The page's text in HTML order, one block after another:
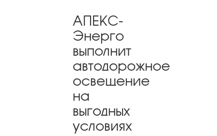
АПЕКС-
Энерго
выполнит
автодорожное
освещение
на
выгодных
условиях